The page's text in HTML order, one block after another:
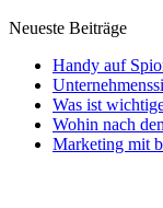
Neueste Beiträge
Handy auf
Was ist
Wohin nach
Marketing mit